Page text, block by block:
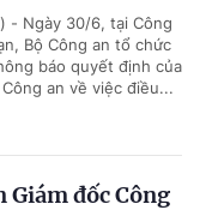
- Ngày 30/6, tại Công
Bộ Công an tổ chức
báo quyết định của
an về việc điều...
đốc Công